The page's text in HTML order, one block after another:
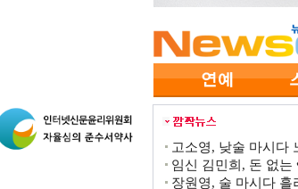
고소영, 낮술 마시다
임신 김민희, 돈 없
장원영, 술 마시다